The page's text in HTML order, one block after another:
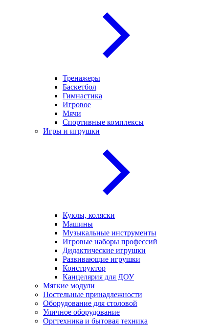
Тренажеры
Баскетбол
Гимнастика
Игровое
Мячи
Спортивные комплексы
Игры и игрушки
Куклы, коляски
Машины
Музыкальные инструменты
Игровые наборы профессий
Дидактические игрушки
Развивающие игрушки
Конструктор
Канцелярия для ДОУ
Мягкие модули
Постельные принадлежности
Оборудование для столовой
Уличное оборудование
Оргтехника и бытовая техника